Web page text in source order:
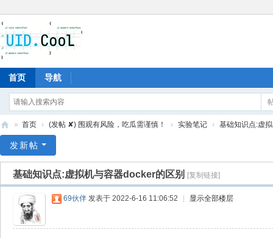
首页 导航
爱
» 首页 › (发帖 ✘) 围观有风险，吃瓜需谨慎！ › 实验笔记 › 基础知识点:虚
发新帖
基础知识点:虚拟机与容器docker的区别 [复制链接]
69伙伴 发表于 2022-6-16 11:06:52 显示全部楼层